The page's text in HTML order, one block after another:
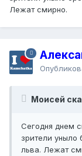
Лежат смирно.
Моисей
Сегодня днем
зрители уныло
льва. Лежат